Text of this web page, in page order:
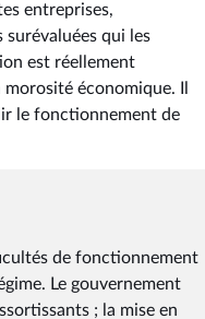
entreprises,
qui les
est réellement
économique. Il
le fonctionnement de
de fonctionnement
Le gouvernement
; la mise en